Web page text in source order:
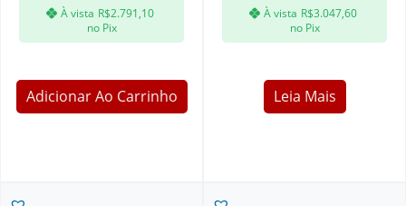
À vista R$2.791,10
no Pix
Adicionar Ao Carrinho
À vista R$3.047,60
no Pix
Leia Mais